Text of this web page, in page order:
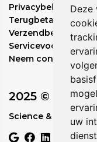
Deze
uw
Privacybeleid
Verzendbeleid
Servicevoorwaarden
Neem contact met
2025 ©
Science & Nature in